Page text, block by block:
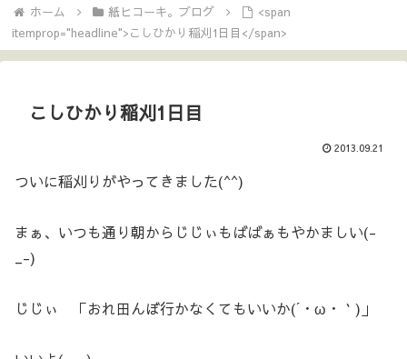
ホーム 紙ヒコーキ。ブログ
<span
itemprop="headline">こしひかり稲刈1日目</span>
こしひかり稲刈1日目
2013.09.21
ついに稲刈りがやってきました(^^)
まぁ、いつも通り朝からじじぃもばばぁもやかましい(-
_-)
じじぃ 「おれ田んぼ行かなくてもいいか(´・ω・｀)」